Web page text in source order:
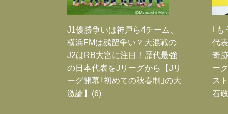
J1優勝争いは神戸ら4チーム、
横浜FMは残留争い？大混戦の
J2はRB大宮に注目！歴代最強
の日本代表をJリーグから【Jリ
ーグ開幕｢初めての秋春制｣の大
激論】(6)
｢も
代
奇
ー
ス
石